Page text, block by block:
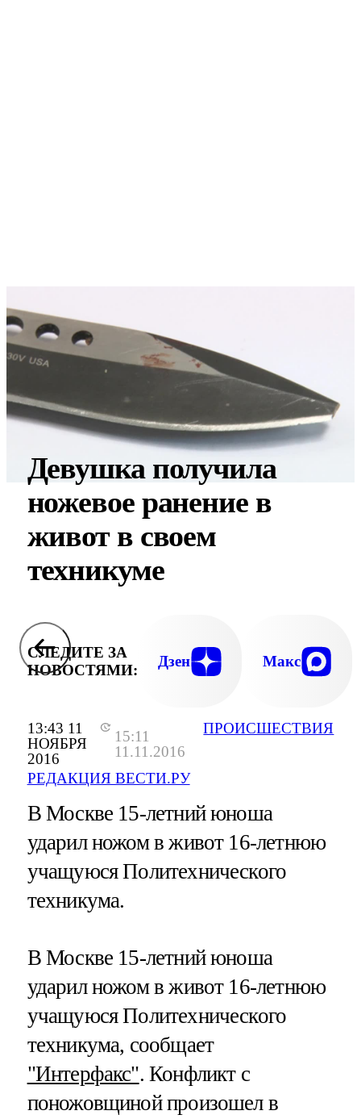
13:43 11
НОЯБРЯ
2016
15:11
11.11.2016
РЕДАКЦИЯ ВЕСТИ.РУ
ПРОИСШЕСТВИЯ
Девушка получила
ножевое ранение в
живот в своем
техникуме
СЛЕДИТЕ ЗА
НОВОСТЯМИ:
Дзен Макс
В Москве 15-летний юноша
ударил ножом в живот 16-летнюю
учащуюся Политехнического
техникума.
В Москве 15-летний юноша
ударил ножом в живот 16-летнюю
учащуюся Политехнического
техникума, сообщает
"Интерфакс". Конфликт с
поножовщиной произошел в